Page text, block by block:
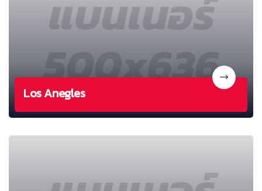
Los Anegles